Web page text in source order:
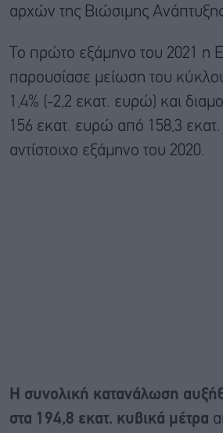
αρχών της Βιώσιμης
Το πρώτο εξάμηνο του 2021 η
παρουσίασε μείωση του
1,4% (-2,2 εκατ. ευρώ) και
156 εκατ. ευρώ από 158,3
αντίστοιχο εξάμηνο του 2020.
Η συνολική κατανάλωση
στα 194,8 εκατ. κυβικά μέτρα